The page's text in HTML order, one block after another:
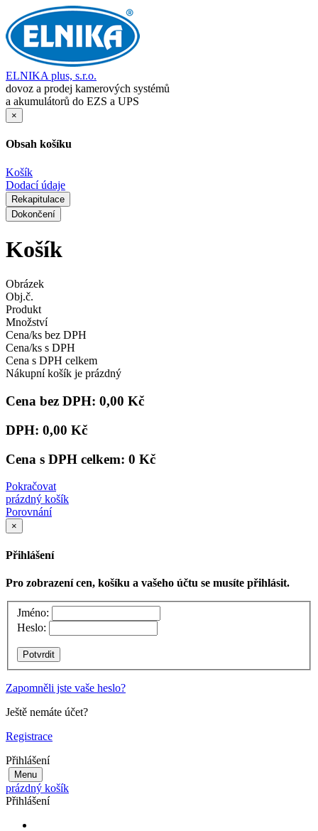
ELNIKA plus, s.r.o.
dovoz a prodej kamerových systémů
a akumulátorů do EZS a UPS
×
Obsah košíku
Košík
Dodací údaje
Rekapitulace
Dokončení
Košík
Obrázek
Obj.č.
Produkt
Množství
Cena/ks bez DPH
Cena/ks s DPH
Cena s DPH celkem
Nákupní košík je prázdný
Cena bez DPH: 0,00 Kč
DPH: 0,00 Kč
Cena s DPH celkem: 0 Kč
Pokračovat
prázdný košík
Porovnání
×
Přihlášení
Pro zobrazení cen, košíku a vašeho účtu se musíte přihlásit.
Jméno:
Heslo:
Zapomněli jste vaše heslo?
Ještě nemáte účet?
Registrace
Přihlášení
Menu
prázdný košík
Přihlášení